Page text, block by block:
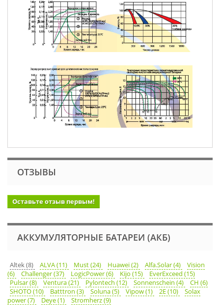
ОТЗЫВЫ
Оставьте отзыв первым!
АККУМУЛЯТОРНЫЕ БАТАРЕИ (АКБ)
Altek (8) ALVA (11) Must (24) Huawei (2) Alfa.Solar (4)
Vision
(6)
Challenger (37) LogicPower (6) Kijo (15)
EverExceed (15)
Pulsar (8)
Ventura (21) Pylontech (12) Sonnenschein (4)
CH (6)
SHOTO (10)
Batttron (3) Soluna (5) Vipow (1) 2E (10)
Solax
power (7)
Deye (1) Stromherz (9)